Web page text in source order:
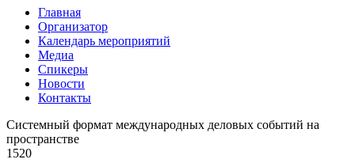
Главная
Организатор
Календарь мероприятий
Медиа
Спикеры
Новости
Контакты
Cистемный формат международных деловых событий на
пространстве
1520